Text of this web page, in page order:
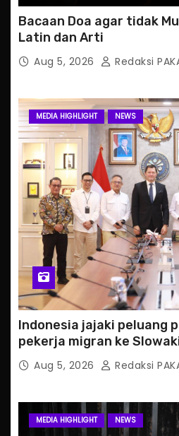
Bacaan Doa agar tidak
Latin dan Arti
Aug 5, 2026 Redaksi
MEDIA HIGHLIGHT NEWS
Indonesia jajaki peluang
pekerja migran ke
Aug 5, 2026 Redaksi
MEDIA HIGHLIGHT NEWS